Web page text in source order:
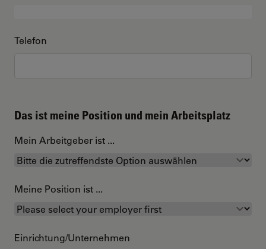
Telefon
Das ist meine Position und mein Arbeitsplatz
Mein Arbeitgeber ist ...
Meine Position ist ...
Einrichtung/Unternehmen